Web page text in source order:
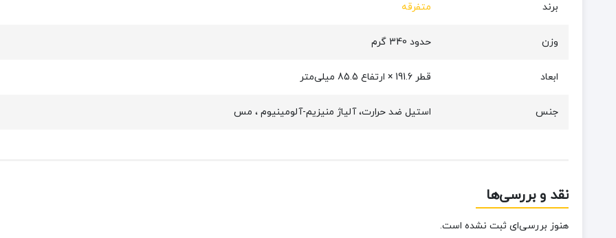
برند متفرقه
وزن حدود 340 گرم
ابعاد قطر 191.6 × ارتفاع 85.5 میلی‌متر
جنس استیل ضد حرارت، آلیاژ منیزیم-آلومینیوم ، مس
نقد و بررسی‌ها
هنوز بررسی‌ای ثبت نشده است.